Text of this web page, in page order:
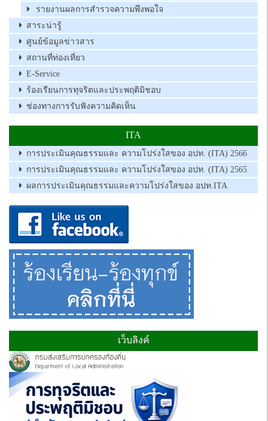
รายงานผลการสำรวจความพึงพอใจ
สาระน่ารู้
ศูนย์ข้อมูลข่าวสาร
สถานที่ท่องเที่ยว
E-Service
ร้องเรียนการทุจริตและประพฤติมิชอบ
ช่องทางการรับฟังความคิดเห็น
ITA
การประเมินคุณธรรมและ ความโปร่งใสของ อปท. (ITA) 2566
การประเมินคุณธรรมและ ความโปร่งใสของ อปท. (ITA) 2565
ผลการประเมินคุณธรรมและความโปร่งใสของ อปท.ITA
เว็บลิงค์